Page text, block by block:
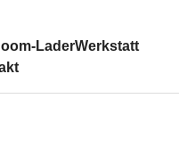
LaderWerkstatt